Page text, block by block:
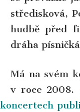
středisková,
hudbě před
dráha
Má na svém
v roce 2008.